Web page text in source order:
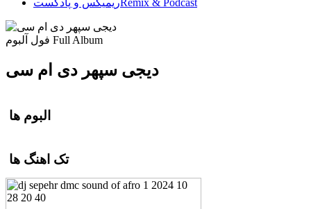
ریمیکس و پادکستRemix & Podcast
Full Album
دیجی سپهر دی ام سی
البوم ها
تک اهنگ ها